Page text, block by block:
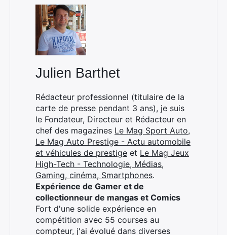
Julien Barthet
Rédacteur professionnel (titulaire de la
carte de presse pendant 3 ans), je suis
le Fondateur, Directeur et Rédacteur en
chef des magazines Le Mag Sport Auto,
Le Mag Auto Prestige - Actu automobile
et véhicules de prestige et Le Mag Jeux
High-Tech - Technologie, Médias,
Gaming, cinéma, Smartphones.
Expérience de Gamer et de
collectionneur de mangas et Comics
Fort d'une solide expérience en
compétition avec 55 courses au
compteur, j'ai évolué dans diverses